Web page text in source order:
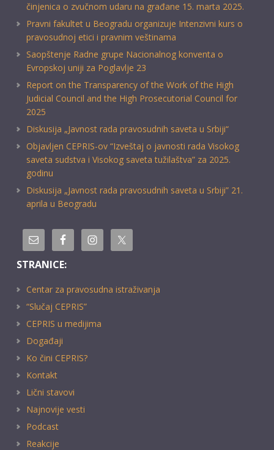
činjenica o zvučnom udaru na građane 15. marta 2025.
Pravni fakultet u Beogradu organizuje Intenzivni kurs o
pravosudnoj etici i pravnim veštinama
Saopštenje Radne grupe Nacionalnog konventa o
Evropskoj uniji za Poglavlje 23
Report on the Transparency of the Work of the High
Judicial Council and the High Prosecutorial Council for
2025
Diskusija „Javnost rada pravosudnih saveta u Srbiji“
Objavljen CEPRIS-ov “Izveštaj o javnosti rada Visokog
saveta sudstva i Visokog saveta tužilaštva” za 2025.
godinu
Diskusija „Javnost rada pravosudnih saveta u Srbiji” 21.
aprila u Beogradu
STRANICE:
Centar za pravosudna istraživanja
“Slučaj CEPRIS”
CEPRIS u medijima
Događaji
Ko čini CEPRIS?
Kontakt
Lični stavovi
Najnovije vesti
Podcast
Reakcije